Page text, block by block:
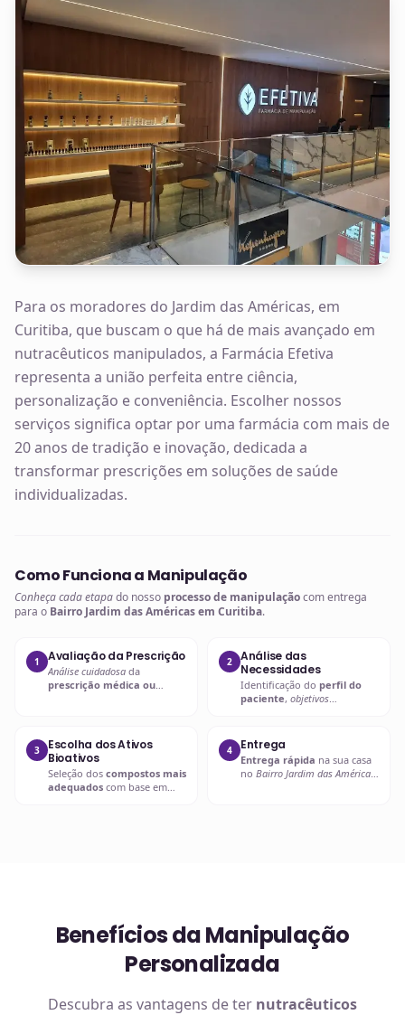
Para os moradores do Jardim das Américas, em
Curitiba, que buscam o que há de mais avançado em
nutracêuticos manipulados, a Farmácia Efetiva
representa a união perfeita entre ciência,
personalização e conveniência. Escolher nossos
serviços significa optar por uma farmácia com mais de
20 anos de tradição e inovação, dedicada a
transformar prescrições em soluções de saúde
individualizadas.
Como Funciona a Manipulação
Conheça cada etapado nosso processo de manipulaçãocom entrega
para o Bairro Jardim das Américas em Curitiba.
1 Avaliação da Prescrição
Análise cuidadosa da
prescrição médica ou
2
Análise das
Necessidades
Identificação do perfil do
paciente, objetivos
3
Escolha dos Ativos
Bioativos
Seleção dos compostos mais
adequados com base em
4 Entrega
Entrega rápida na sua casa
no Bairro Jardim das Américas
Benefícios da Manipulação
Personalizada
Descubra as vantagens de ter nutracêuticos